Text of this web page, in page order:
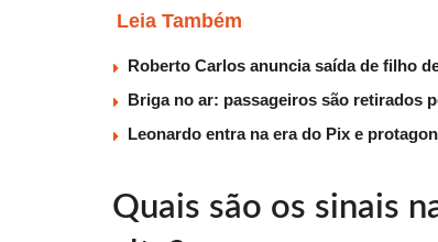
Leia Também
Roberto Carlos anuncia saída de filho
Briga no ar: passageiros são retirados
Leonardo entra na era do Pix e
Quais são os sinais